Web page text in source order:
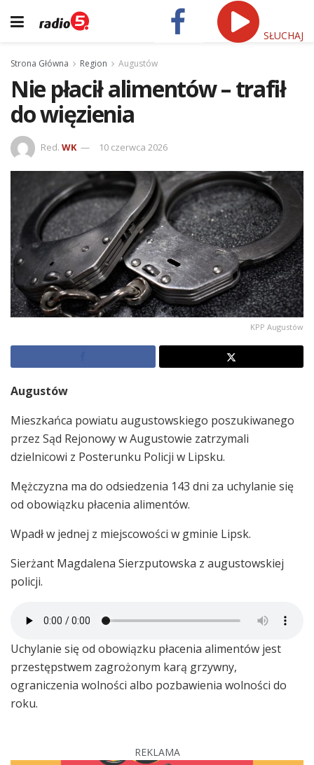
SŁUCHAJ
Strona Główna Region Augustów
Nie płacił alimentów – trafił
do więzienia
Red. WK 10 czerwca 2026
KPP Augustów
Augustów
Mieszkańca powiatu augustowskiego poszukiwanego
przez Sąd Rejonowy w Augustowie zatrzymali
dzielnicowi z Posterunku Policji w Lipsku.
Mężczyzna ma do odsiedzenia 143 dni za uchylanie się
od obowiązku płacenia alimentów.
Wpadł w jednej z miejscowości w gminie Lipsk.
Sierżant Magdalena Sierzputowska z augustowskiej
policji.
Uchylanie się od obowiązku płacenia alimentów jest
przestępstwem zagrożonym karą grzywny,
ograniczenia wolności albo pozbawienia wolności do
roku.
REKLAMA